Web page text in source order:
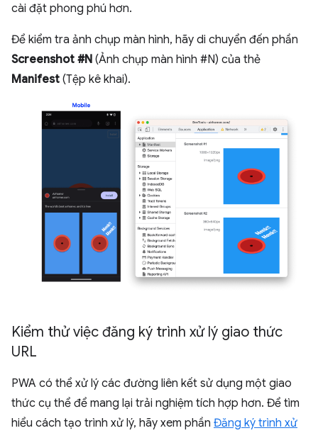
cài đặt phong phú hơn.
Để kiểm tra ảnh chụp màn hình, hãy di chuyển đến phần
Screenshot #N (Ảnh chụp màn hình #N) của thẻ
Manifest (Tệp kê khai).
Kiểm thử việc đăng ký trình xử lý giao thức
URL
PWA có thể xử lý các đường liên kết sử dụng một giao
thức cụ thể để mang lại trải nghiệm tích hợp hơn. Để tìm
hiểu cách tạo trình xử lý, hãy xem phần Đăng ký trình xử